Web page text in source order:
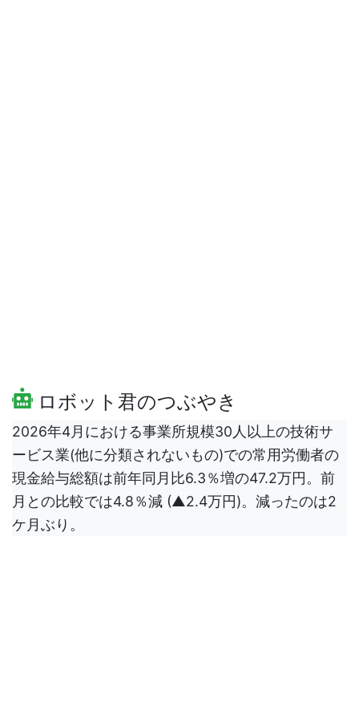
ロボット君のつぶやき
2026年4月における事業所規模30人以上の技術サ
ービス業(他に分類されないもの)での常用労働者の
現金給与総額は前年同月比6.3％増の47.2万円。前
月との比較では4.8％減 (▲2.4万円)。減ったのは2
ケ月ぶり。